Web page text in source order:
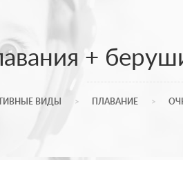
+
ВИДЫ ПЛАВАНИЕ